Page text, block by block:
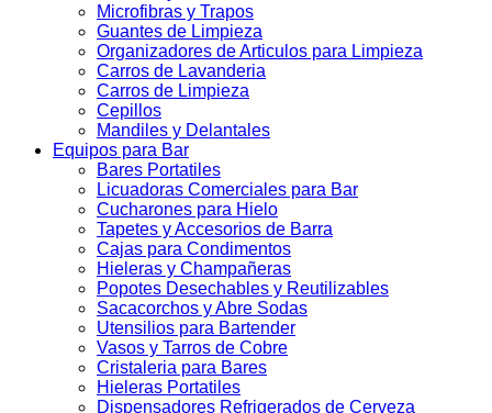
Microfibras y Trapos
Guantes de Limpieza
Organizadores de Articulos para Limpieza
Carros de Lavanderia
Carros de Limpieza
Cepillos
Mandiles y Delantales
Equipos para Bar
Bares Portatiles
Licuadoras Comerciales para Bar
Cucharones para Hielo
Tapetes y Accesorios de Barra
Cajas para Condimentos
Hieleras y Champañeras
Popotes Desechables y Reutilizables
Sacacorchos y Abre Sodas
Utensilios para Bartender
Vasos y Tarros de Cobre
Cristaleria para Bares
Hieleras Portatiles
Dispensadores Refrigerados de Cerveza